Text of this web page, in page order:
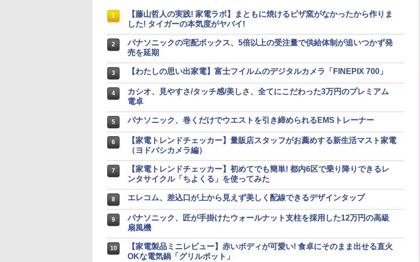
1
【藤山哲人の実践! 家電ラボ】まともに焼けるピザ窯がなかったから作りま
した! タイガーの本気度がヤバイ!
2
パナソニックの宅配ボックス、5倍以上の受注量で供給体制が追いつかず発
売を延期
3 【わたしの思い出家電】富士フイルムのデジタルカメラ「FINEPIX 700」
4
カシオ、見やすさ/タッチ感/美しさ、全てにこだわった3万円のプレミアム
電卓
5 パナソニック、巻くだけでウエストを引き締められるEMSトレーナー
6
【家電トレンドチェッカー】量販店スタッフがお薦めする新生活マスト家電
（ヨドバシカメラ編）
7
【家電トレンドチェッカー】初めてでも簡単! 都内6区で乗り降りできるレ
ンタサイクル「ちよくる」を使ってみた
8 エレコム、差込口が上から見えず美しく配線できるデザインタップ
9
パナソニック、匠が手掛けたウォールナット支柱を採用した12万円の高級
扇風機
10
【家電製品ミニレビュー】赤いボディが可愛い! 食卓にそのまま出せる直火
OKな電気鍋「グリルポット」